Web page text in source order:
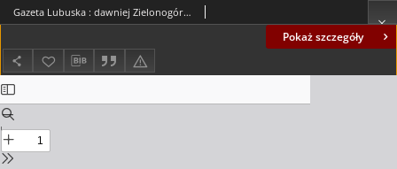
Pokaż szczegóły
Gazeta Lubuska : dawniej Zielonogórska-Gorzowska R. XLIV [właśc. XLV], nr 33 (8 lutego 1996). - Wyd. 1